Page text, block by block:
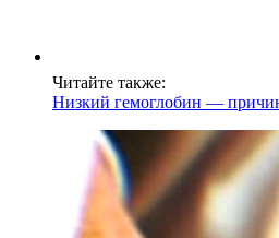
Читайте также:
Низкий гемоглобин —